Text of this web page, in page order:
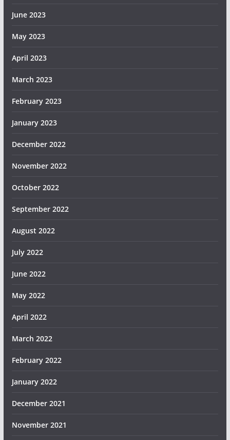
June 2023
May 2023
April 2023
March 2023
February 2023
January 2023
December 2022
November 2022
October 2022
September 2022
August 2022
July 2022
June 2022
May 2022
April 2022
March 2022
February 2022
January 2022
December 2021
November 2021